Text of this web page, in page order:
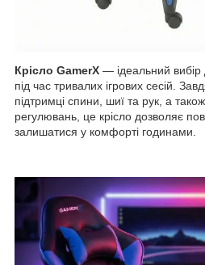
Крісло GamerX — ідеальний вибір
під час тривалих ігрових сесій.
підтримці спини, шиї та рук, а
регулювань, це крісло дозволяє
залишатися у комфорті годинами.